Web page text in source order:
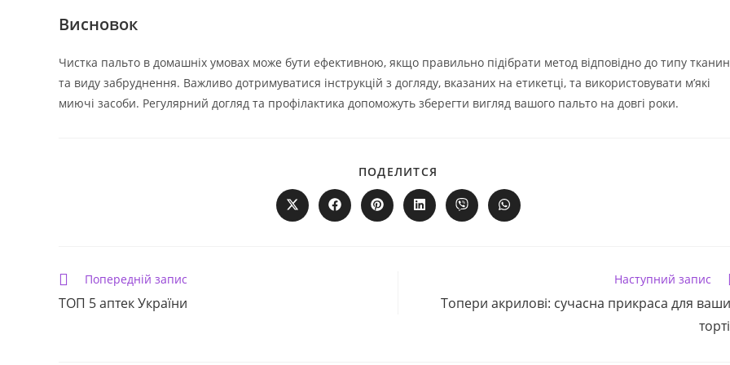
Висновок
Чистка пальто в домашніх умовах може бути ефективною, якщо правильно підібрати метод відповідно до типу
та виду забруднення. Важливо дотримуватися інструкцій з догляду, вказаних на етикетці, та використовувати м’які
миючі засоби. Регулярний догляд та профілактика допоможуть зберегти вигляд вашого пальто на довгі роки.
ПОДЕЛИТСЯ
ЦИМ
ВМІСТОМ
Відкрити
в
Відкрити
в
Відкрити
в
Відкрити
в
Відкрити
в
Відкрити
в
Прочитати
статей
Попередній запис
ТОП 5 аптек України
Наступний запис
Топери акрилові: сучасна прикраса для